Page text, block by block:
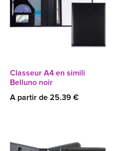
Classeur A4 en simili
Belluno noir
A partir de 25.39 €